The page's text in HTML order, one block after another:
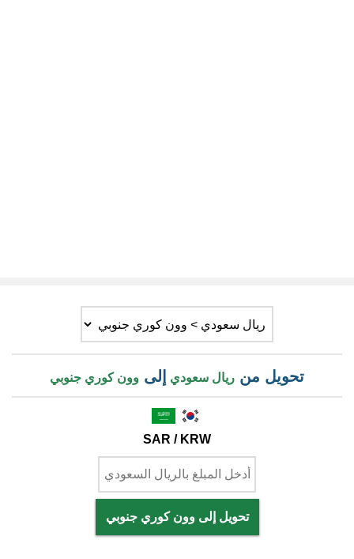
تحويل من ريال سعودي إلى وون كوري جنوبي
SAR / KRW
تحويل إلى وون كوري جنوبي